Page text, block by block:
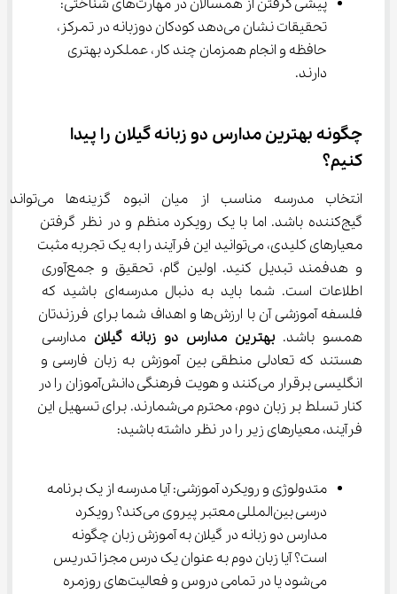
پیشی گرفتن از همسالان در مهارت‌های شناختی:
تحقیقات نشان می‌دهد کودکان دوزبانه در تمرکز،
حافظه و انجام همزمان چند کار، عملکرد بهتری
دارند.
چگونه بهترین مدارس دو زبانه گیلان را پیدا
کنیم؟
انتخاب مدرسه مناسب از میان انبوه گزینه‌ها می‌تواند
گیج‌کننده باشد. اما با یک رویکرد منظم و در نظر گرفتن
معیارهای کلیدی، می‌توانید این فرآیند را به یک تجربه مثبت
و هدفمند تبدیل کنید. اولین گام، تحقیق و جمع‌آوری
اطلاعات است. شما باید به دنبال مدرسه‌ای باشید که
فلسفه آموزشی آن با ارزش‌ها و اهداف شما برای فرزندتان
همسو باشد. بهترین مدارس دو زبانه گیلان مدارسی
هستند که تعادلی منطقی بین آموزش به زبان فارسی و
انگلیسی برقرار می‌کنند و هویت فرهنگی دانش‌آموزان را در
کنار تسلط بر زبان دوم، محترم می‌شمارند. برای تسهیل این
فرآیند، معیارهای زیر را در نظر داشته باشید:
متدولوژی و رویکرد آموزشی: آیا مدرسه از یک برنامه
درسی بین‌المللی معتبر پیروی می‌کند؟ رویکرد
مدارس دو زبانه در گیلان به آموزش زبان چگونه
است؟ آیا زبان دوم به عنوان یک درس مجزا تدریس
می‌شود یا در تمامی دروس و فعالیت‌های روزمره